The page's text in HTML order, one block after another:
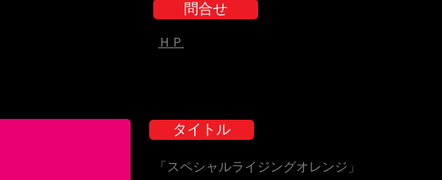
問合せ
ＨＰ
タイトル
「スペシャルライジングオレンジ」